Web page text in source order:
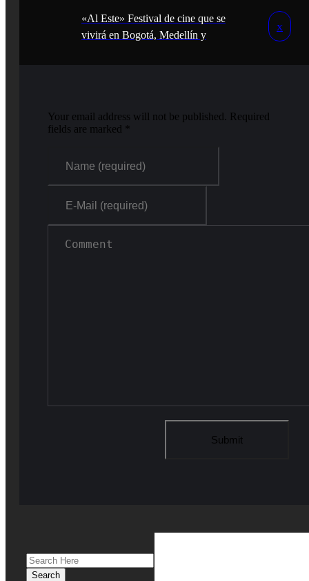
«Al Este» Festival de cine que se
vivirá en Bogotá, Medellín y
Your email address will not be published. Required
fields are marked *